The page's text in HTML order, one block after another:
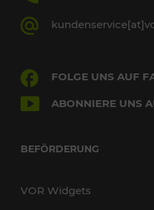
FOLGE UNS AUF
ABONNIERE UNS
BEFÖRDERUNG
VOR Widgets